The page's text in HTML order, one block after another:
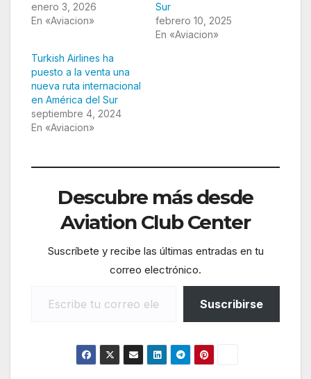
enero 3, 2026
En «Aviacion»
Sur
febrero 10, 2025
En «Aviacion»
Turkish Airlines ha
puesto a la venta una
nueva ruta internacional
en América del Sur
septiembre 4, 2024
En «Aviacion»
Descubre más desde
Aviation Club Center
Suscríbete y recibe las últimas entradas en tu
correo electrónico.
Suscribirse